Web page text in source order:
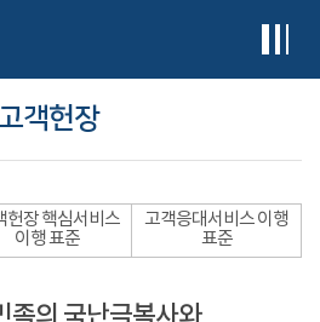
객헌장
헌장 핵심서비스
이행 표준
고객응대서비스 이행
표준